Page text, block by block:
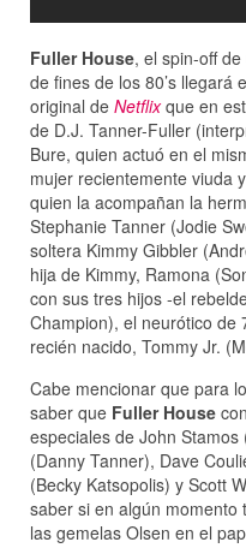
Fuller House, el spin-off
de fines de los 80’s llegará
original de Netflixque en
de D.J. Tanner-Fuller
Bure, quien actuó en el
mujer recientemente viuda
quien la acompañan la
Stephanie Tanner (Jodie
soltera Kimmy Gibbler
hija de Kimmy, Ramona
con sus tres hijos -el
Champion), el neurótico de
recién nacido, Tommy Jr.
Cabe mencionar que para
saber que Fuller House
especiales de John
(Danny Tanner), Dave
(Becky Katsopolis) y Scott
saber si en algún
las gemelas Olsen en el